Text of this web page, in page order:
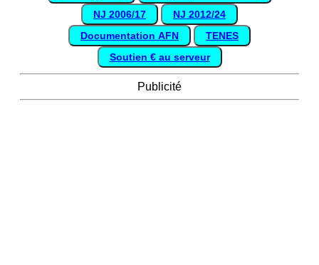
NJ 2006/17
NJ 2012/24
Documentation AFN
TENES
Soutien € au serveur
Publicité